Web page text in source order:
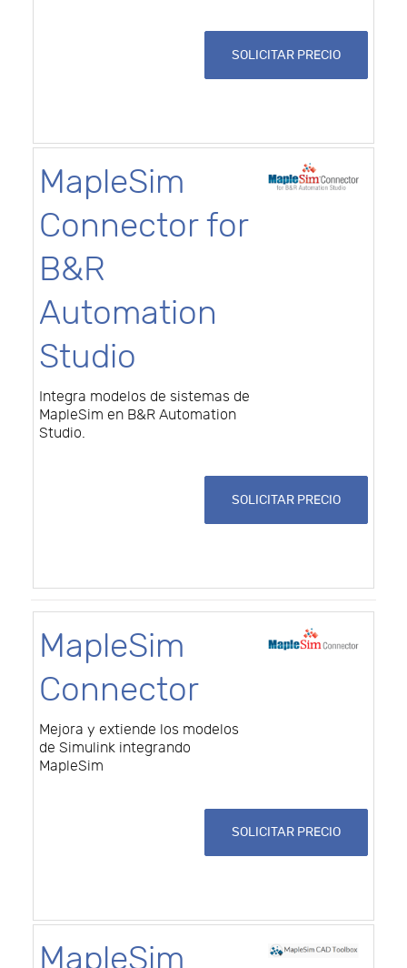
SOLICITAR PRECIO
MapleSim
Connector for
B&R
Automation
Studio
Integra modelos de sistemas de
MapleSim en B&R Automation
Studio.
SOLICITAR PRECIO
MapleSim
Connector
Mejora y extiende los modelos
de Simulink integrando
MapleSim
SOLICITAR PRECIO
MapleSim